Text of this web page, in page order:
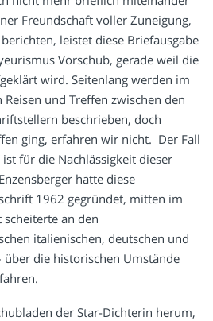
Freundschaft voller Zuneigung,
leistet diese Briefausgabe
Vorschub, gerade weil die
wird. Seitenlang werden im
und Treffen zwischen den
beschrieben, doch
ging, erfahren wir nicht. Der Fall
für die Nachlässigkeit dieser
hatte diese
1962 gegründet, mitten im
scheiterte an den
italienischen, deutschen und
die historischen Umstände
der Star-Dichterin herum,